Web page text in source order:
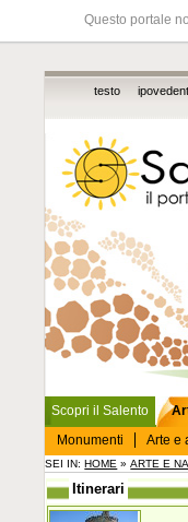
Questo portale
testo
Scopri il Salento
Monumenti
Arte e
SEI IN:HOME »ARTE E
Itinerari